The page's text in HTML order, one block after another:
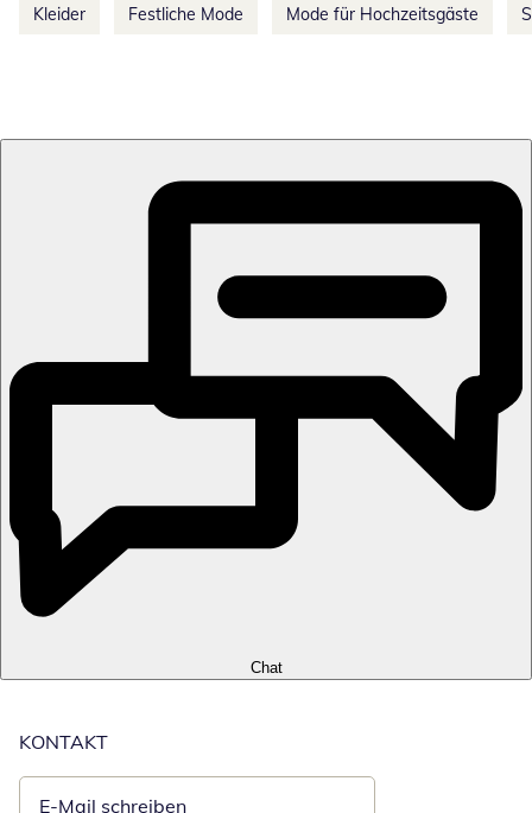
Kleider Festliche Mode Mode für Hochzeitsgäste
Chat
KONTAKT
E-Mail schreiben